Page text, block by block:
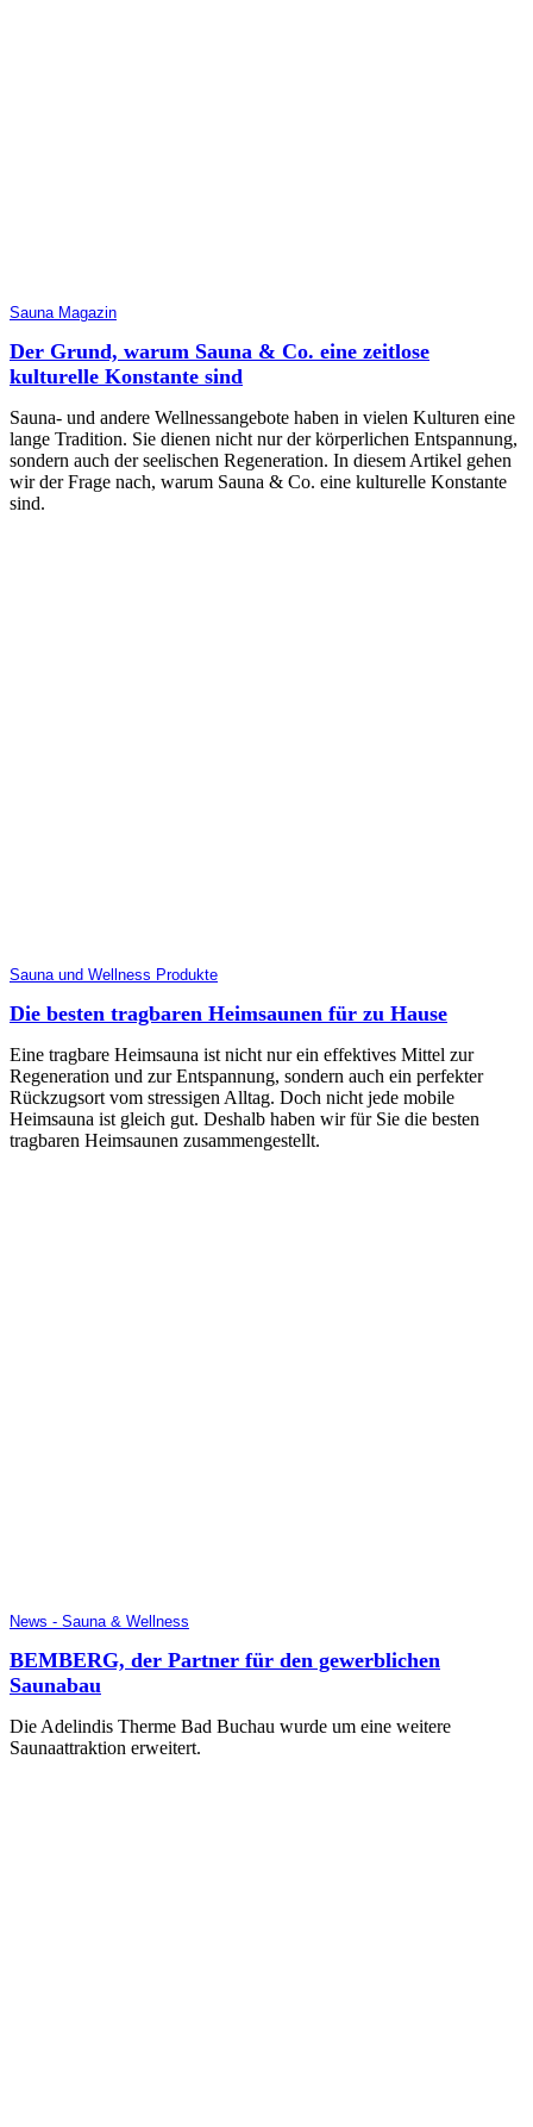
Sauna Magazin
Der Grund, warum Sauna & Co. eine zeitlose
kulturelle Konstante sind
Sauna- und andere Wellnessangebote haben in vielen Kulturen eine
lange Tradition. Sie dienen nicht nur der körperlichen Entspannung,
sondern auch der seelischen Regeneration. In diesem Artikel gehen
wir der Frage nach, warum Sauna & Co. eine kulturelle Konstante
sind.
Sauna und Wellness Produkte
Die besten tragbaren Heimsaunen für zu Hause
Eine tragbare Heimsauna ist nicht nur ein effektives Mittel zur
Regeneration und zur Entspannung, sondern auch ein perfekter
Rückzugsort vom stressigen Alltag. Doch nicht jede mobile
Heimsauna ist gleich gut. Deshalb haben wir für Sie die besten
tragbaren Heimsaunen zusammengestellt.
News - Sauna & Wellness
BEMBERG, der Partner für den gewerblichen
Saunabau
Die Adelindis Therme Bad Buchau wurde um eine weitere
Saunaattraktion erweitert.